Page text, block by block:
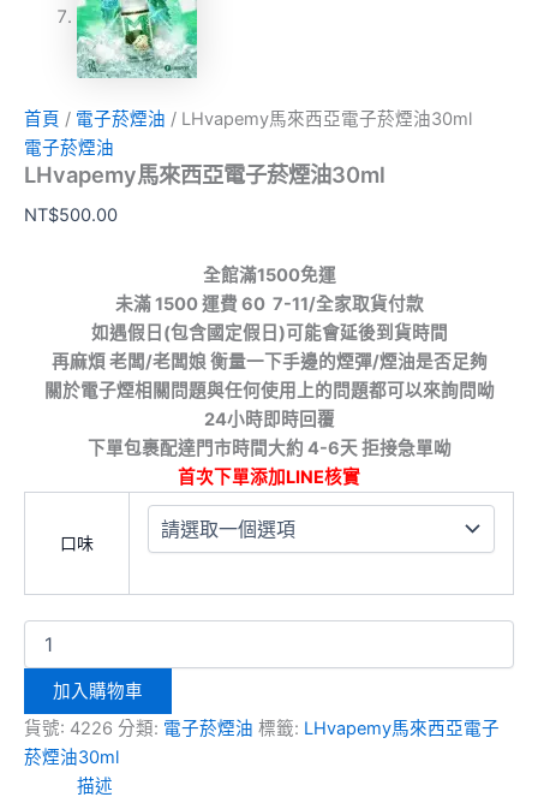
首頁 / 電子菸煙油 / LHvapemy馬來西亞電子菸煙油30ml
電子菸煙油
LHvapemy馬來西亞電子菸煙油30ml
NT$500.00
全館滿1500免運
未滿 1500 運費 60 7-11/全家取貨付款
如遇假日(包含國定假日)可能會延後到貨時間
再麻煩 老闆/老闆娘 衡量一下手邊的煙彈/煙油是否足夠
關於電子煙相關問題與任何使用上的問題都可以來詢問呦
24小時即時回覆
下單包裹配達門市時間大約 4-6天 拒接急單呦
首次下單添加LINE核實
口味
加入購物車
貨號: 4226 分類: 電子菸煙油 標籤: LHvapemy馬來西亞電子
菸煙油30ml
描述